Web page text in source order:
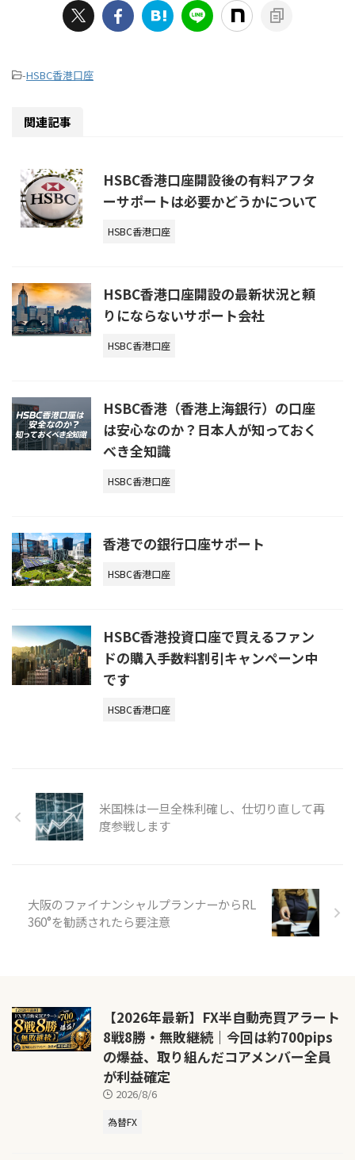
-HSBC香港口座
関連記事
HSBC香港口座開設後の有料アフタ
ーサポートは必要かどうかについて
HSBC香港口座
HSBC香港口座開設の最新状況と頼
りにならないサポート会社
HSBC香港口座
HSBC香港（香港上海銀行）の口座
は安心なのか？日本人が知っておく
べき全知識
HSBC香港口座
香港での銀行口座サポート
HSBC香港口座
HSBC香港投資口座で買えるファン
ドの購入手数料割引キャンペーン中
です
HSBC香港口座
米国株は一旦全株利確し、仕切り直して再
度参戦します
大阪のファイナンシャルプランナーからRL
360°を勧誘されたら要注意
【2026年最新】FX半自動売買アラート
8戦8勝・無敗継続｜今回は約700pips
の爆益、取り組んだコアメンバー全員
が利益確定
2026/8/6
為替FX